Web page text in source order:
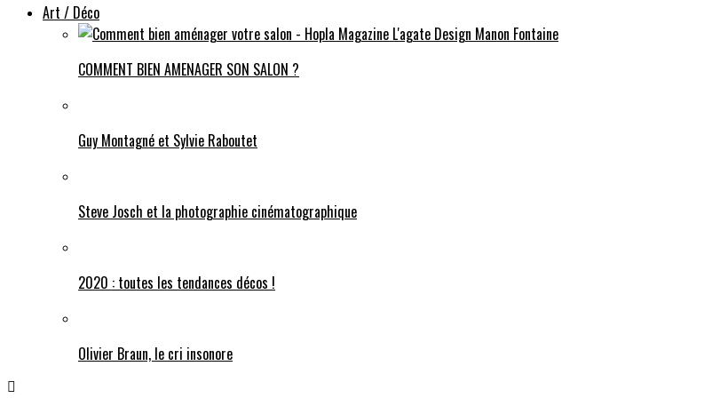
Art / Déco
COMMENT BIEN AMENAGER SON SALON ?
Guy Montagné et Sylvie Raboutet
Steve Josch et la photographie cinématographique
2020 : toutes les tendances décos !
Olivier Braun, le cri insonore